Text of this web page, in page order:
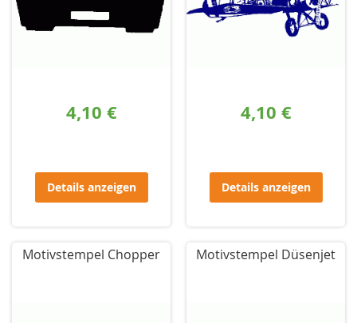
4,10 €
Details anzeigen
4,10 €
Details anzeigen
Motivstempel Chopper Motivstempel Düsenjet